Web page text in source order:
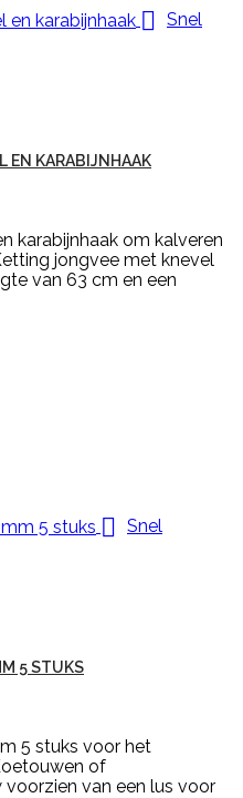
 Snel
EN KARABIJNHAAK
karabijnhaak om kalveren
jongvee met knevel
van 63 cm en een
 Snel
5 STUKS
5 stuks voor het
of
van een lus voor